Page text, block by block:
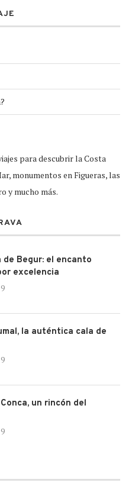
para descubrir la Costa
monumentos en Figueras, las
y mucho más.
de Begur: el encanto
excelencia
la auténtica cala de
un rincón del